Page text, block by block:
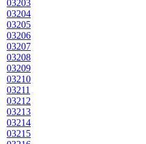
03203
03204
03205
03206
03207
03208
03209
03210
03211
03212
03213
03214
03215